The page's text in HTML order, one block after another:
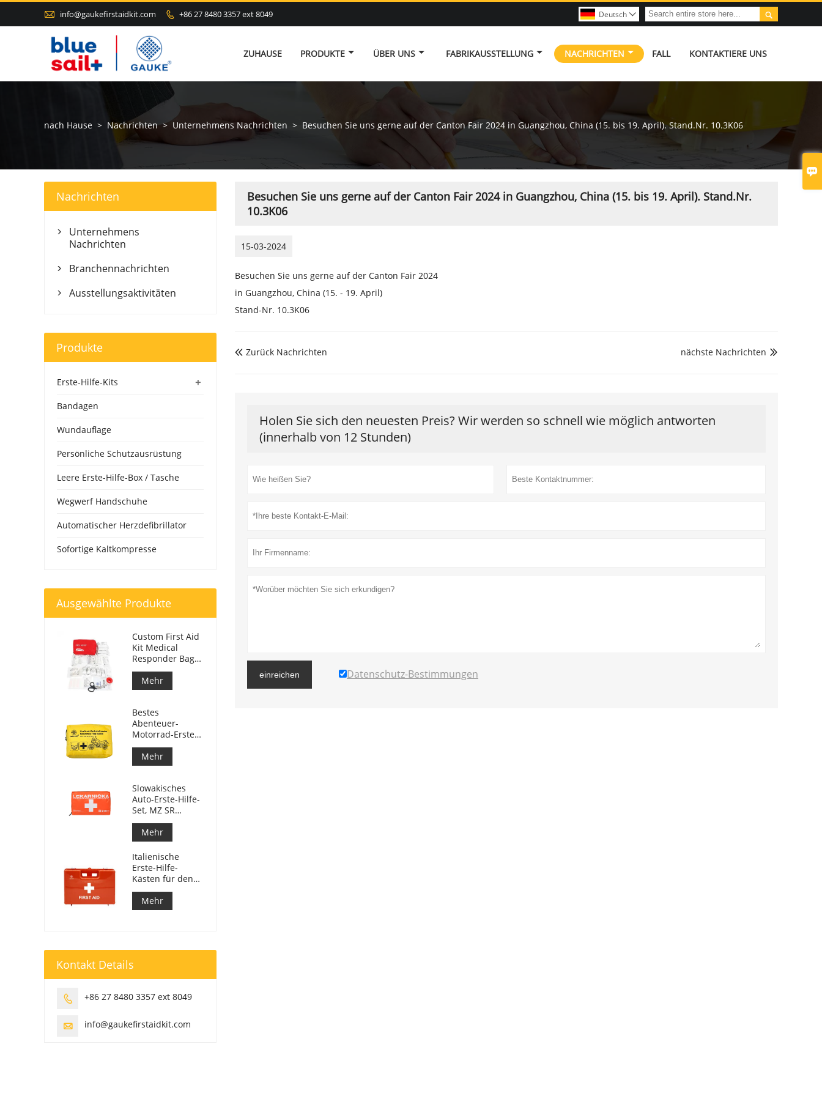

 info@gaukefirstaidkit.com  +86 27 8480 3357 ext 8049 
Deutsch 
ZUHAUSE PRODUKTE ÜBER UNS FABRIKAUSSTELLUNG NACHRICHTEN FALL KONTAKTIERE UNS
nach Hause > Nachrichten > Unternehmens Nachrichten > Besuchen Sie uns gerne auf der Canton Fair 2024 in Guangzhou, China (15. bis 19. April). Stand.Nr. 10.3K06
Besuchen Sie uns gerne auf der Canton Fair 2024 in Guangzhou, China (15. bis 19. April). Stand.Nr.
10.3K06
15-03-2024
Besuchen Sie uns gerne auf der Canton Fair 2024
in Guangzhou, China (15. - 19. April)
Stand-Nr. 10.3K06
 Zurück Nachrichten 
nächste Nachrichten
Holen Sie sich den neuesten Preis? Wir werden so schnell wie möglich antworten
(innerhalb von 12 Stunden)
einreichen Datenschutz-Bestimmungen
Nachrichten

Unternehmens
Nachrichten
 Branchennachrichten
 Ausstellungsaktivitäten
Produkte
+
Erste-Hilfe-Kits
Bandagen
Wundauflage
Persönliche Schutzausrüstung
Leere Erste-Hilfe-Box / Tasche
Wegwerf Handschuhe
Automatischer Herzdefibrillator
Sofortige Kaltkompresse
Ausgewählte Produkte
Custom First Aid
Kit Medical
Responder Bag
für Auto
Mehr
Bestes
Abenteuer-
Motorrad-Erste-
Hilfe-Set für
Motorradfahrer
Mehr
Slowakisches
Auto-Erste-Hilfe-
Set, MZ SR
č.143/2009
Mehr
Italienische
Erste-Hilfe-
Kästen für den
Arbeitsplatz
entsprechen DM
388 vom
Mehr
Kontakt Details
 +86 27 8480 3357 ext 8049
 info@gaukefirstaidkit.com